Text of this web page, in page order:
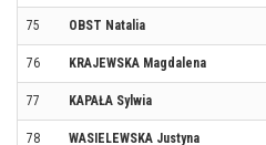
75 OBST Natalia
76 KRAJEWSKA Magdalena
77 KAPAŁA Sylwia
78 WASIELEWSKA Justyna